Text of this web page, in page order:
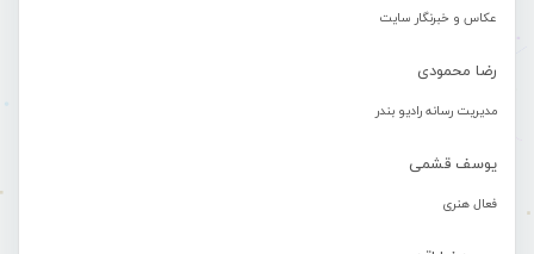
عکاس و خبرنگار سایت
رضا محمودی
مدیریت رسانه رادیو بندر
یوسف قشمی
فعال هنری